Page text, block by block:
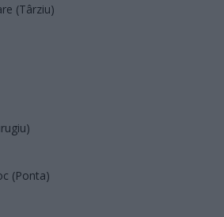
(Târziu)
(Ponta)